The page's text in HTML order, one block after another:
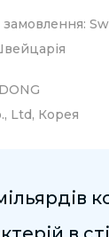
Ltd, Корея